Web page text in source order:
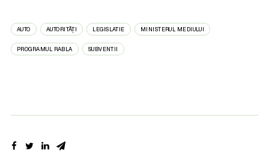
AUTO AUTORITĂȚI LEGISLATIE MINISTERUL MEDIULUI
PROGRAMUL RABLA SUBVENTII